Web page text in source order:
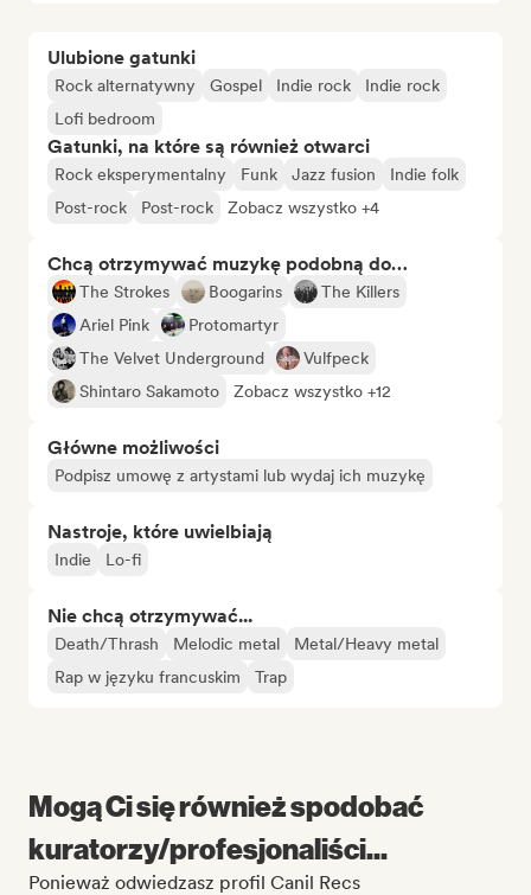
Ulubione gatunki
Rock alternatywny Gospel Indie rock
Indie rock
Lofi bedroom
Gatunki, na które są również otwarci
Rock eksperymentalny Funk Jazz fusion
Indie folk
Post-rock
Post-rock Zobacz wszystko +4
Chcą otrzymywać muzykę podobną do…
The Strokes Boogarins
The Killers
Ariel Pink
Protomartyr
The Velvet Underground
Vulfpeck
Shintaro Sakamoto
Zobacz wszystko +12
Główne możliwości
Podpisz umowę z artystami lub wydaj ich muzykę
Nastroje, które uwielbiają
Indie Lo-fi
Nie chcą otrzymywać...
Death/Thrash Melodic metal
Metal/Heavy metal
Rap w języku francuskim
Trap
Mogą Ci się również spodobać
kuratorzy/profesjonaliści...
Ponieważ odwiedzasz profil Canil Recs